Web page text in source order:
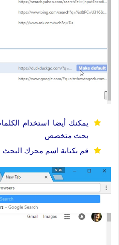
يمكنك أيضا استخدام
بحث متخصص
قم بكتابة اسم محرك